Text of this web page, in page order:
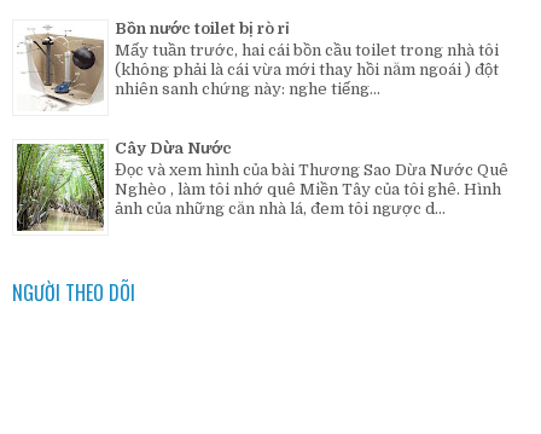
Bồn nước toilet bị rò rỉ
Mấy tuần trước, hai cái bồn cầu toilet trong nhà tôi
(không phải là cái vừa mới thay hồi năm ngoái ) đột
nhiên sanh chứng này: nghe tiếng...
Cây Dừa Nước
Đọc và xem hình của bài Thương Sao Dừa Nước Quê
Nghèo , làm tôi nhớ quê Miền Tây của tôi ghê. Hình
ảnh của những căn nhà lá, đem tôi ngược d...
NGƯỜI THEO DÕI